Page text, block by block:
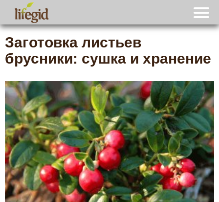
Заготовка листьев
брусники: сушка и хранение